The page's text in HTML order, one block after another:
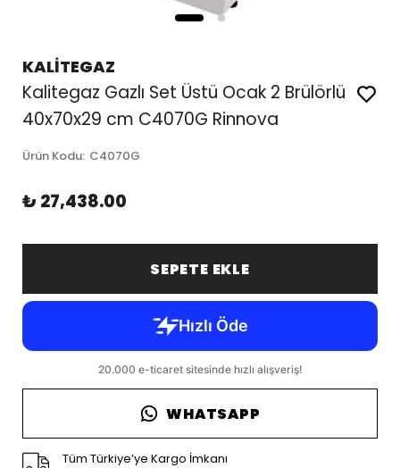
KALİTEGAZ
Kalitegaz Gazlı Set Üstü Ocak 2 Brülörlü
40x70x29 cm C4070G Rinnova
Ürün Kodu: C4070G
₺ 27,438.00
SEPETE EKLE
WHATSAPP
Tüm Türkiye’ye Kargo İmkanı